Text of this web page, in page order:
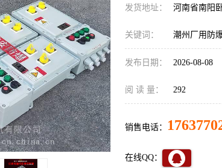
发货地址： 河南省南阳
关键词： 潮州厂用防
发布日期： 2026-08-08
阅 读 量： 292
销售电话：
在线QQ：